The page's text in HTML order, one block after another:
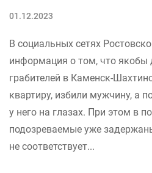
01.12.2023
В социальных сетях
информация о том, что якобы
грабителей в Каменск-
квартиру, избили мужчину, а
у него на глазах. При этом в
подозреваемые уже
не соответствует...